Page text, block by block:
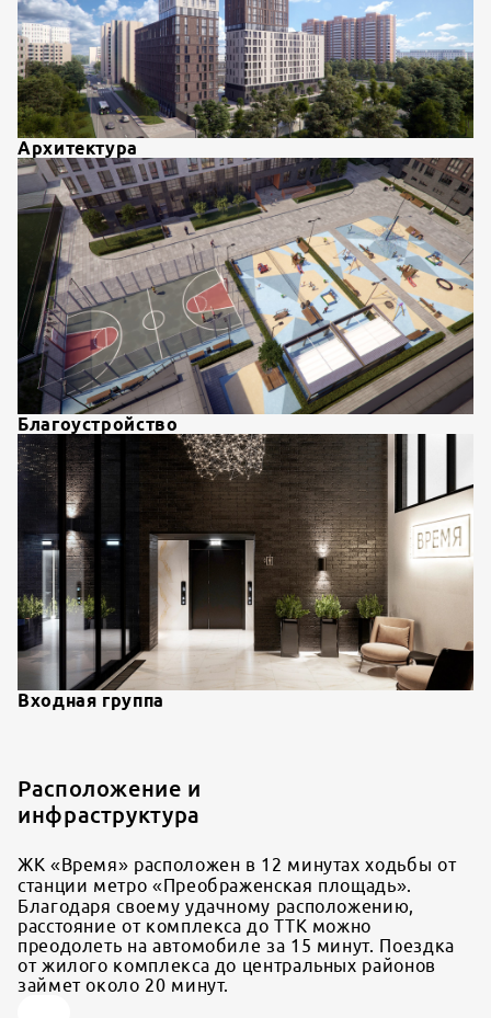
Архитектура
Благоустройство
Входная группа
Расположение и
инфраструктура
ЖК «Время» расположен в 12 минутах ходьбы от
станции метро «Преображенская площадь».
Благодаря своему удачному расположению,
расстояние от комплекса до ТТК можно
преодолеть на автомобиле за 15 минут. Поездка
от жилого комплекса до центральных районов
займет около 20 минут.